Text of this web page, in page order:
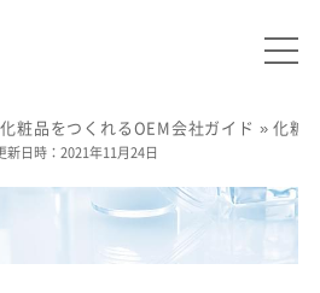
粧品をつくれるOEM会社ガイド »化粧
新日時：2021年11月24日